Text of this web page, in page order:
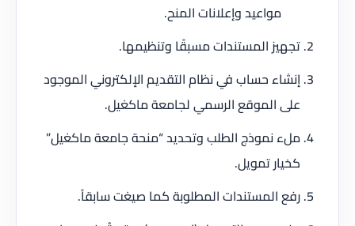
مواعيد وإعلانات المنح.
تجهيز المستندات مسبقًا وتنظيمها.
إنشاء حساب في نظام التقديم الإلكتروني الموجود
على الموقع الرسمي لجامعة ماكغيل.
ملء نموذج الطلب وتحديد “منحة جامعة ماكغيل”
كخيار تمويل.
رفع المستندات المطلوبة كما صيغت سابقاً.